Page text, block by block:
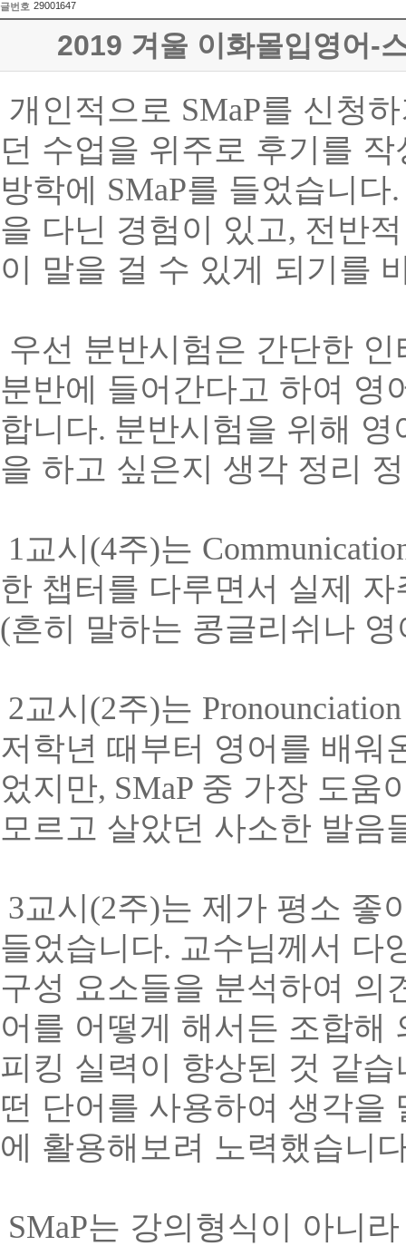
글번호 29001647
2019 겨울 이화몰입영어-
개인적으로 SMaP를 신청
던 수업을 위주로 후기를
방학에 SMaP를 들었습니다
을 다닌 경험이 있고, 전반
이 말을 걸 수 있게 되기를
우선 분반시험은 간단한
분반에 들어간다고 하여 영
합니다. 분반시험을 위해
을 하고 싶은지 생각 정리
1교시 (4주)는
한 챕터를 다루면서 실제
(흔히 말하는 콩글리쉬나
2교시 (2주)는
저학년 때부터 영어를 배워
었지만, SMaP 중 가장 도움
모르고 살았던 사소한 발음
3교시 (2주)는 제가 평소 좋
들었습니다. 교수님께서 다
구성 요소들을 분석하여 의
어를 어떻게 해서든 조합해
피킹 실력이 향상된 것 같습
떤 단어를 사용하여 생각을
에 활용해보려 노력했습니
SMaP는 강의형식이 아니